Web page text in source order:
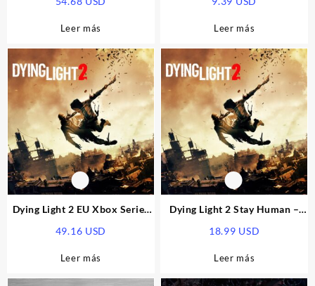
CD Key
Leer más
One / Xbox Series X|S CD Key
Leer más
Dying Light 2 EU Xbox Series
49.16 USD
Leer más
Dying Light 2 Stay Human –
Series X|S CD Key
18.99 USD
Leer más